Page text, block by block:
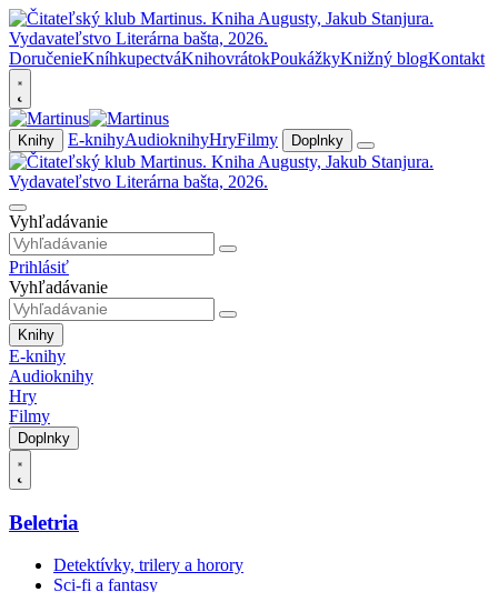
DoručenieKníhkupectváKnihovrátokPoukážkyKnižný blogKontakt
Knihy E-knihyAudioknihyHryFilmy Doplnky
Vyhľadávanie
Prihlásiť
Vyhľadávanie
Knihy
E-knihy
Audioknihy
Hry
Filmy
Doplnky
Beletria
Detektívky, trilery a horory
Sci-fi a fantasy